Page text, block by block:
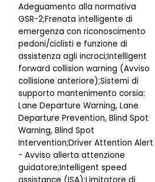
Adeguamento alla normativa
GSR-2;Frenata intelligente di
emergenza con riconoscimento
pedoni/ciclisti e funzione di
assistenza agli incroci;Intelligent
forward collision warning (Avviso
collisione anteriore);Sistemi di
supporto mantenimento corsia:
Lane Departure Warning, Lane
Departure Prevention, Blind Spot
Warning, Blind Spot
Intervention;Driver Attention Alert
- Avviso allerta attenzione
guidatore;Intelligent speed